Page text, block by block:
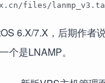
files/
6.X/7.X，后期作者
个是LNAMP。